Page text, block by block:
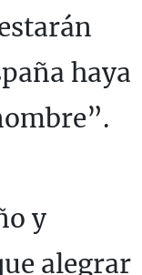
haya
y
alegrar